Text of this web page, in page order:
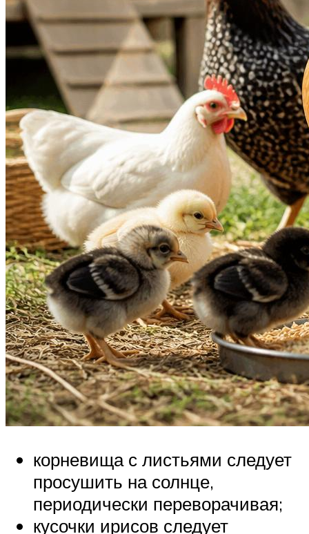
корневища с листьями следует
просушить на солнце,
периодически переворачивая;
кусочки ирисов следует